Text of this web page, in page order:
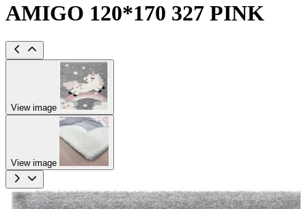
AMIGO 120*170 327 PINK
View image
View image